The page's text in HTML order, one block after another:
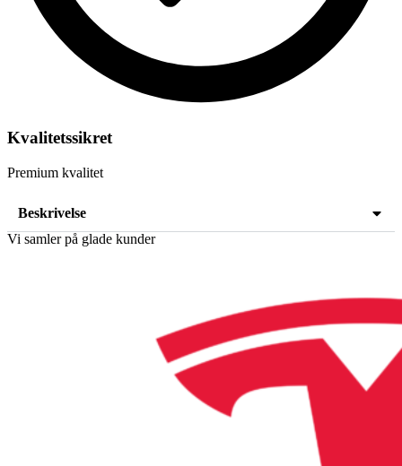
Kvalitetssikret
Premium kvalitet
Beskrivelse
Vi samler på glade kunder